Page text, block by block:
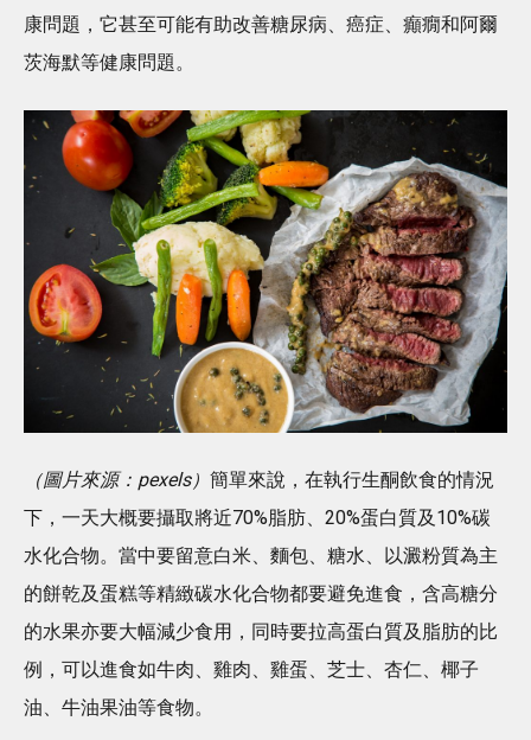
康問題，它甚至可能有助改善糖尿病、癌症、癲癇和阿爾
茨海默等健康問題。
（圖片來源：pexels） 簡單來說，在執行生酮飲食的情況
下，一天大概要攝取將近70%脂肪、20%蛋白質及10%碳
水化合物。當中要留意白米、麵包、糖水、以澱粉質為主
的餅乾及蛋糕等精緻碳水化合物都要避免進食，含高糖分
的水果亦要大幅減少食用，同時要拉高蛋白質及脂肪的比
例，可以進食如牛肉、雞肉、雞蛋、芝士、杏仁、椰子
油、牛油果油等食物。